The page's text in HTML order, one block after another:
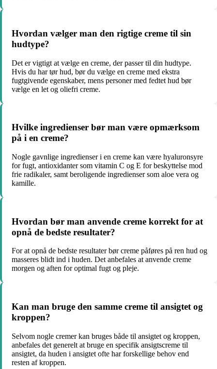
Hvordan vælger man den rigtige creme til sin
hudtype?
Det er vigtigt at vælge en creme, der passer til din hudtype.
Hvis du har tør hud, bør du vælge en creme med ekstra
fugtgivende egenskaber, mens personer med fedtet hud bør
vælge en let og oliefri creme.
Hvilke ingredienser bør man være opmærksom
på i en creme?
Nogle gavnlige ingredienser i en creme kan være hyaluronsyre
for fugt, antioxidanter som vitamin C og E for beskyttelse mod
frie radikaler, samt beroligende ingredienser som aloe vera og
kamille.
Hvordan bør man anvende creme korrekt for at
opnå de bedste resultater?
For at opnå de bedste resultater bør creme påføres på ren hud og
masseres blidt ind i huden. Det anbefales at anvende creme
morgen og aften for optimal fugt og pleje.
Kan man bruge den samme creme til ansigtet og
kroppen?
Selvom nogle cremer kan bruges både til ansigtet og kroppen,
anbefales det generelt at bruge en specifik ansigtscreme til
ansigtet, da huden i ansigtet ofte har forskellige behov end
resten af kroppen.